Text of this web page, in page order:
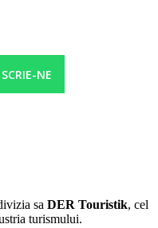
NE
sa DER Touristik, cel
turismului.